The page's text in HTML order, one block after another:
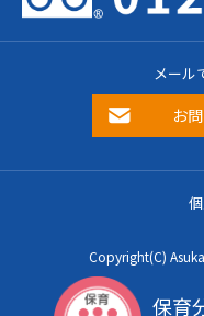
メール
お
Copyright(C)
保育